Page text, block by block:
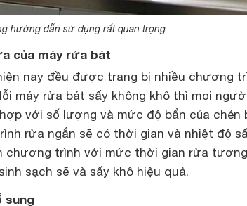
hướng dẫn sử dụng rất quan trọng
của máy rửa bát
nay đều được trang bị nhiều chương
máy rửa bát sấy không khô thì mọi
với số lượng và mức độ bẩn của chén
rửa ngắn sẽ có thời gian và nhiệt độ
chương trình với mức thời gian rửa
sạch sẽ và sấy khô hiệu quả.
sung